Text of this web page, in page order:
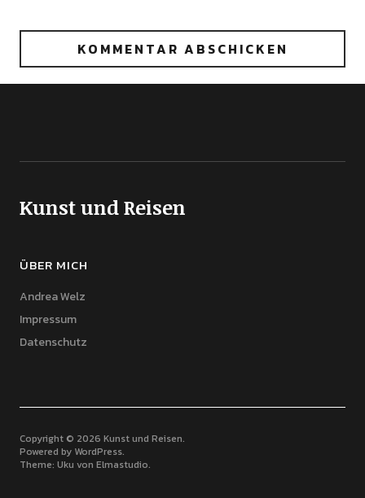
Kunst und Reisen
ÜBER MICH
Andrea Welz
Impressum
Datenschutz
Copyright © 2026 Kunst und Reisen
Powered by WordPress
Theme: Uku von Elmastudio